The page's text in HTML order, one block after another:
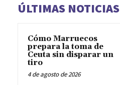
ÚLTIMAS NOTICIAS
Cómo Marruecos
prepara la toma de
Ceuta sin disparar un
tiro
4 de agosto de 2026